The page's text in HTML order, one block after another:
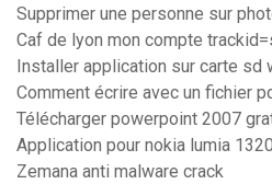
Supprimer une personne sur
Caf de lyon mon compte
Installer application sur carte sd
Comment écrire avec un fichier
Télécharger powerpoint 2007
Application pour nokia lumia 1320
Zemana anti malware crack